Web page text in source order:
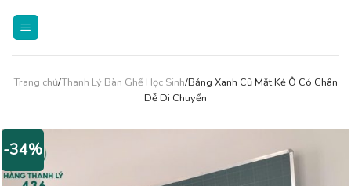
Trang chủ/Thanh Lý Bàn Ghế Học Sinh/Bảng Xanh Cũ Mặt Kẻ Ô Có Chân
Dễ Di Chuyển
-34%